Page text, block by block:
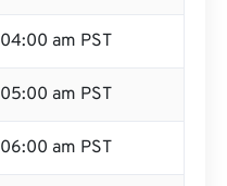
04:00 am PST
05:00 am PST
06:00 am PST